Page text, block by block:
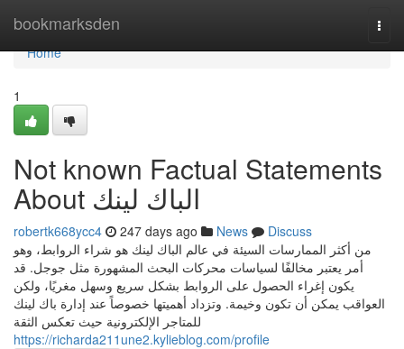
bookmarksden
Home
Home
1
Not known Factual Statements
About الباك لينك
robertk668ycc4 247 days ago News
Discuss
من أكثر الممارسات السيئة في عالم الباك لينك هو شراء الروابط، وهو
أمر يعتبر مخالفًا لسياسات محركات البحث المشهورة مثل جوجل. قد
يكون إغراء الحصول على الروابط بشكل سريع وسهل مغريًا، ولكن
العواقب يمكن أن تكون وخيمة. وتزداد أهميتها خصوصاً عند إدارة باك لينك
للمتاجر الإلكترونية حيث تعكس الثقة
https://richarda211une2.kylieblog.com/profile